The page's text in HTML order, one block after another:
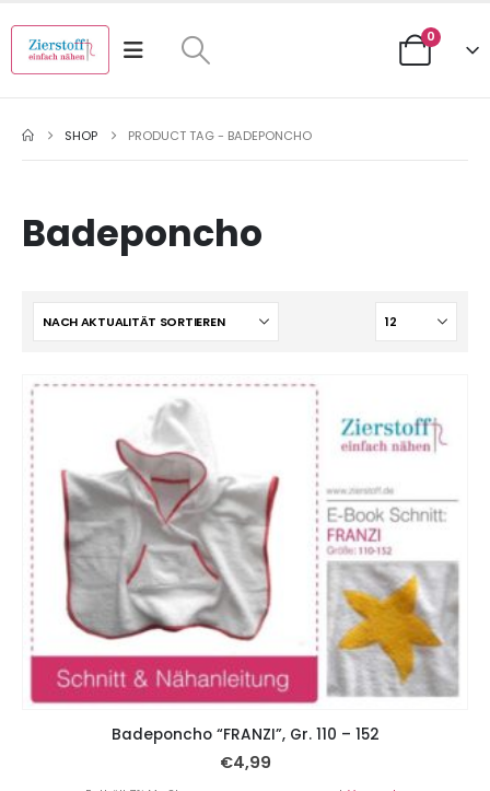
0
SHOP PRODUCT TAG - BADEPONCHO
Badeponcho
Badeponcho “FRANZI”, Gr. 110 – 152
€4,99